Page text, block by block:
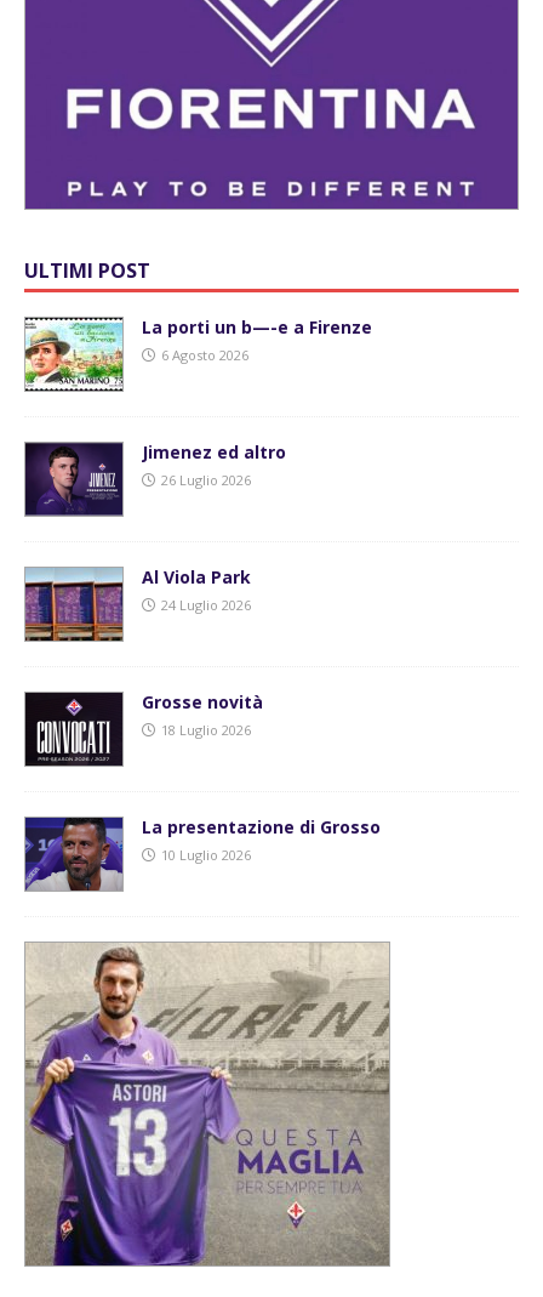
ULTIMI POST
La porti un b—-e a Firenze
6 Agosto 2026
Jimenez ed altro
26 Luglio 2026
Al Viola Park
24 Luglio 2026
Grosse novità
18 Luglio 2026
La presentazione di Grosso
10 Luglio 2026